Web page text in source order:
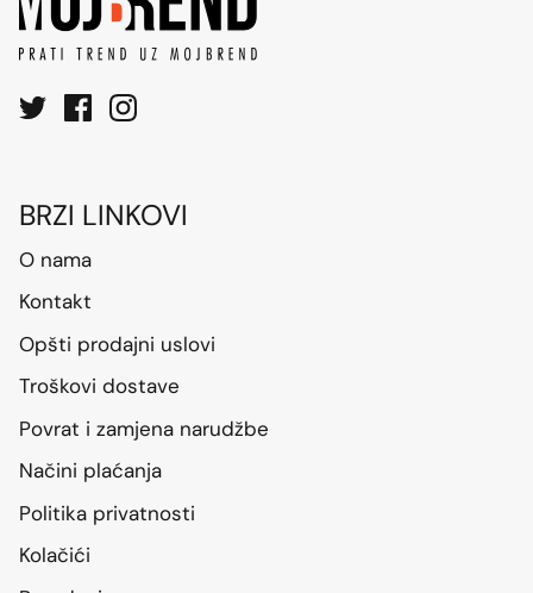
BRZI LINKOVI
O nama
Kontakt
Opšti prodajni uslovi
Troškovi dostave
Povrat i zamjena narudžbe
Načini plaćanja
Politika privatnosti
Kolačići